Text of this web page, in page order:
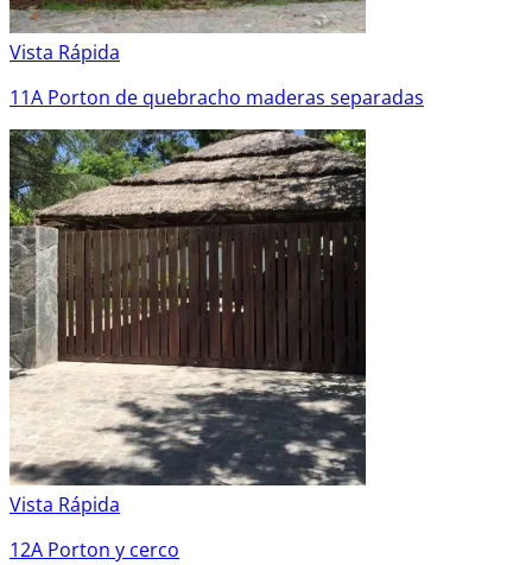
Vista Rápida
11A Porton de quebracho maderas separadas
Vista Rápida
12A Porton y cerco